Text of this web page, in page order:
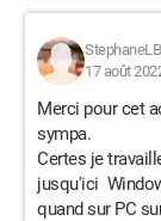
StephaneLB
17 août
Merci pour cet
sympa.
Certes je
jusqu'ici
quand sur PC